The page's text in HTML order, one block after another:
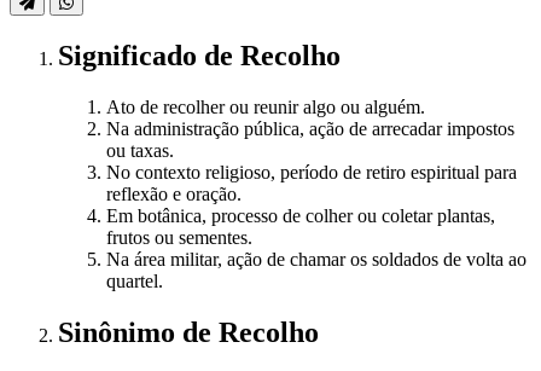
Significado de Recolho
Ato de recolher ou reunir algo ou alguém.
Na administração pública, ação de arrecadar impostos
ou taxas.
No contexto religioso, período de retiro espiritual para
reflexão e oração.
Em botânica, processo de colher ou coletar plantas,
frutos ou sementes.
Na área militar, ação de chamar os soldados de volta ao
quartel.
Sinônimo de Recolho